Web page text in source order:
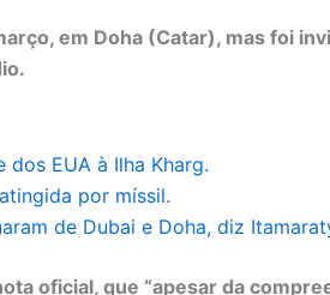
em Doha (Catar), mas foi
EUA à Ilha Kharg.
por míssil.
de Dubai e Doha, diz
oficial, que “apesar da